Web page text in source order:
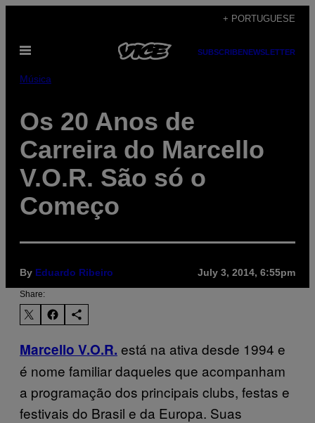
content
+ PORTUGUESE
Open
SUBSCRIBENEWSLETTER
Música
Os 20 Anos de
Carreira do Marcello
V.O.R. São só o
Começo
By Eduardo Ribeiro July 3, 2014, 6:55pm
Share:
Marcello V.O.R. está na ativa desde 1994 e
é nome familiar daqueles que acompanham
a programação dos principais clubs, festas e
festivais do Brasil e da Europa. Suas